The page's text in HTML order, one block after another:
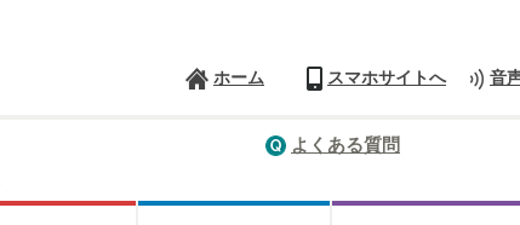
ホーム スマホサイトへ 音
よくある質問